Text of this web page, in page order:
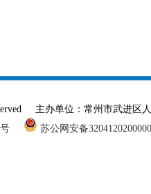
主办单位：常州市武进
号
苏公网安备